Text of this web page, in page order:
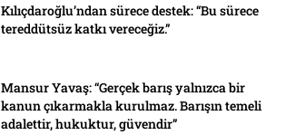
Kılıçdaroğlu’ndan sürece destek: “Bu sürece
tereddütsüz katkı vereceğiz.”
Mansur Yavaş: “Gerçek barış yalnızca bir
kanun çıkarmakla kurulmaz. Barışın temeli
adalettir, hukuktur, güvendir”